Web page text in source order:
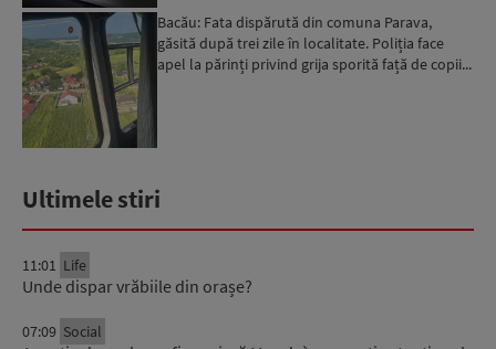
Bacău: Fata dispărută din comuna Parava,
găsită după trei zile în localitate. Poliția face
apel la părinți privind grija sporită față de copii...
Ultimele stiri
11:01 Life
Unde dispar vrăbiile din orașe?
07:09 Social